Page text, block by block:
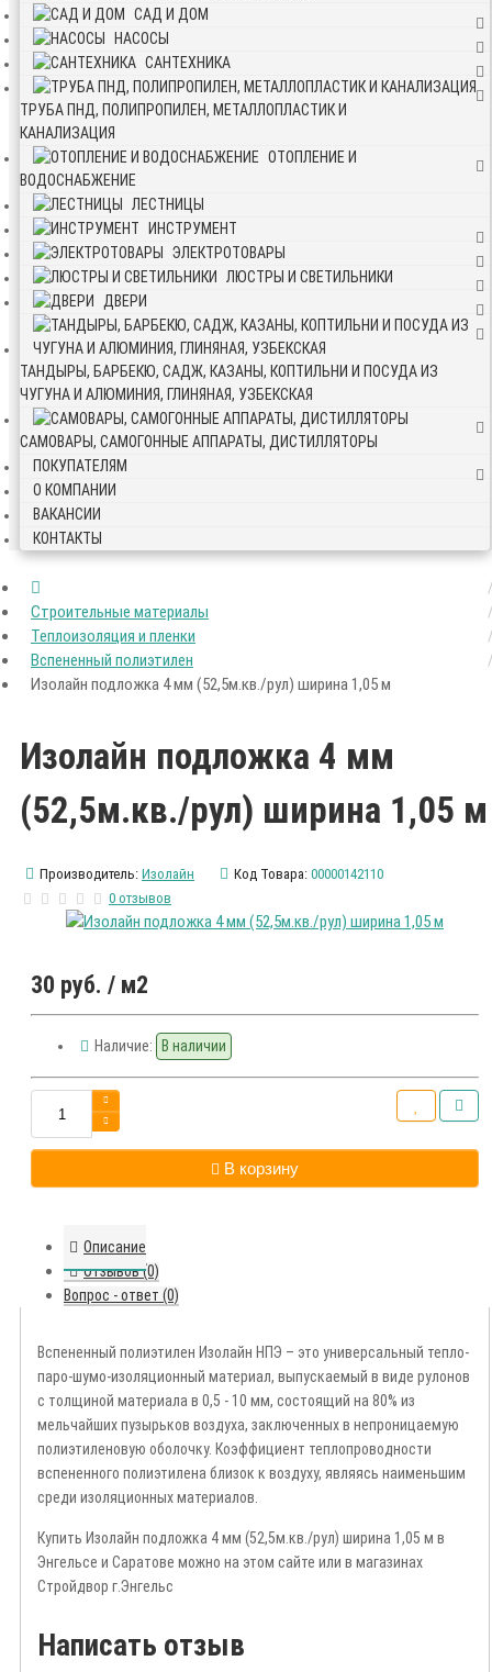
САД И ДОМ
НАСОСЫ
САНТЕХНИКА
ТРУБА ПНД, ПОЛИПРОПИЛЕН, МЕТАЛЛОПЛАСТИК И
КАНАЛИЗАЦИЯ
ОТОПЛЕНИЕ И
ВОДОСНАБЖЕНИЕ
ЛЕСТНИЦЫ
ИНСТРУМЕНТ
ЭЛЕКТРОТОВАРЫ
ЛЮСТРЫ И СВЕТИЛЬНИКИ
ДВЕРИ
ТАНДЫРЫ, БАРБЕКЮ, САДЖ, КАЗАНЫ, КОПТИЛЬНИ И ПОСУДА ИЗ
ЧУГУНА И АЛЮМИНИЯ, ГЛИНЯНАЯ, УЗБЕКСКАЯ
САМОВАРЫ, САМОГОННЫЕ АППАРАТЫ, ДИСТИЛЛЯТОРЫ
ПОКУПАТЕЛЯМ
О КОМПАНИИ
ВАКАНСИИ
КОНТАКТЫ
Строительные материалы
Теплоизоляция и пленки
Вспененный полиэтилен
Изолайн подложка 4 мм (52,5м.кв./рул) ширина 1,05 м
Изолайн подложка 4 мм
(52,5м.кв./рул) ширина 1,05 м
Производитель: Изолайн Код Товара: 00000142110
0 отзывов
30 руб. / м2
Наличие: В наличии
В корзину
Описание
Отзывов (0)
Вопрос - ответ (0)
Вспененный полиэтилен Изолайн НПЭ – это универсальный тепло-
паро-шумо-изоляционный материал, выпускаемый в виде рулонов
с толщиной материала в 0,5 - 10 мм, состоящий на 80% из
мельчайших пузырьков воздуха, заключенных в непроницаемую
полиэтиленовую оболочку. Коэффициент теплопроводности
вспененного полиэтилена близок к воздуху, являясь наименьшим
среди изоляционных материалов.
Купить Изолайн подложка 4 мм (52,5м.кв./рул) ширина 1,05 м в
Энгельсе и Саратове можно на этом сайте или в магазинах
Стройдвор г.Энгельс
Написать отзыв